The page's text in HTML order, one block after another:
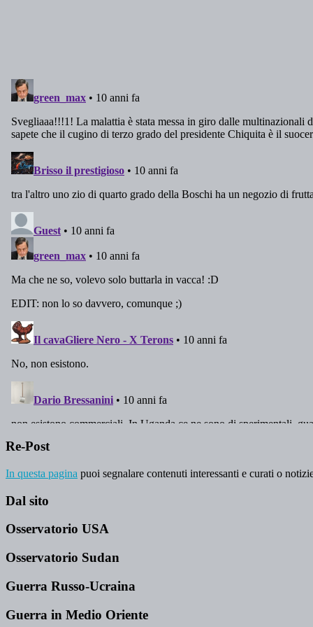
Re-Post
In questa pagina puoi segnalare contenuti interessanti e curati o
Dal sito
Osservatorio USA
Osservatorio Sudan
Guerra Russo-Ucraina
Guerra in Medio Oriente